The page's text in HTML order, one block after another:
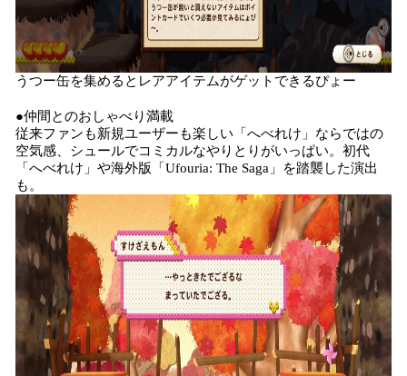
うつー缶を集めるとレアアイテムがゲットできるぴょー
●仲間とのおしゃべり満載
従来ファンも新規ユーザーも楽しい「へべれけ」ならではの
空気感、シュールでコミカルなやりとりがいっぱい。初代
「へべれけ」や海外版「Ufouria: The Saga」を踏襲した演出
も。